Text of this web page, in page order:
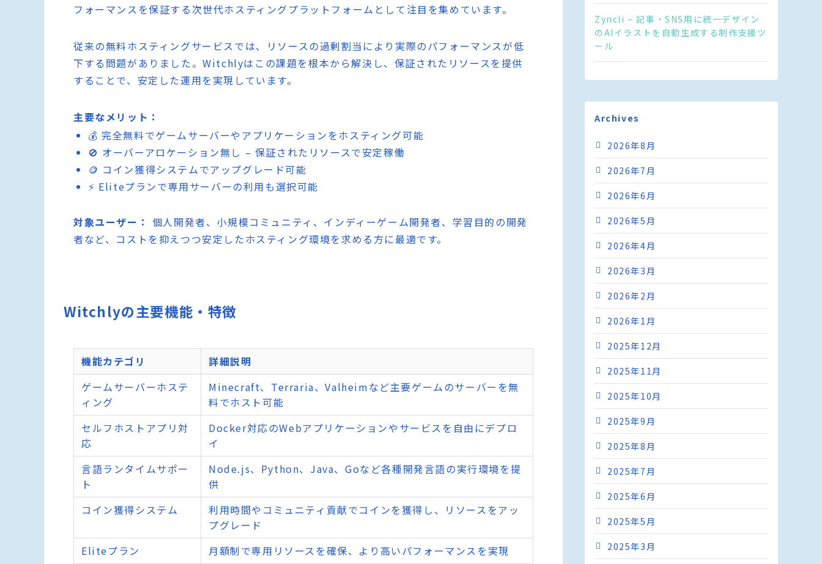
フォーマンスを保証する次世代ホスティングプラットフォームとして注目を集めています。
従来の無料ホスティングサービスでは、リソースの過剰割当により実際のパフォーマンスが低
下する問題がありました。Witchlyはこの課題を根本から解決し、保証されたリソースを提供
することで、安定した運用を実現しています。
主要なメリット：
💰 完全無料でゲームサーバーやアプリケーションをホスティング可能
🚫 オーバーアロケーション無し – 保証されたリソースで安定稼働
🪙 コイン獲得システムでアップグレード可能
⚡ Eliteプランで専用サーバーの利用も選択可能
対象ユーザー：
個人開発者、小規模コミュニティ、インディーゲーム開発者、学習目的の開発
者など、コストを抑えつつ安定したホスティング環境を求める方に最適です。
Witchlyの主要機能・特徴
機能カテゴリ
詳細説明
ゲームサーバーホステ
ィング
Minecraft、Terraria、Valheimなど主要ゲームのサーバーを無
料でホスト可能
セルフホストアプリ対
応
Docker対応のWebアプリケーションやサービスを自由にデプロ
イ
言語ランタイムサポー
ト
Node.js、Python、Java、Goなど各種開発言語の実行環境を提
供
コイン獲得システム
利用時間やコミュニティ貢献でコインを獲得し、リソースをアッ
プグレード
Eliteプラン
月額制で専用リソースを確保、より高いパフォーマンスを実現
Zyncli – 記事・SNS用に統一デザイン
のAIイラストを自動生成する制作支援ツ
ール
Archives
2026年8月
2026年7月
2026年6月
2026年5月
2026年4月
2026年3月
2026年2月
2026年1月
2025年12月
2025年11月
2025年10月
2025年9月
2025年8月
2025年7月
2025年6月
2025年5月
2025年3月